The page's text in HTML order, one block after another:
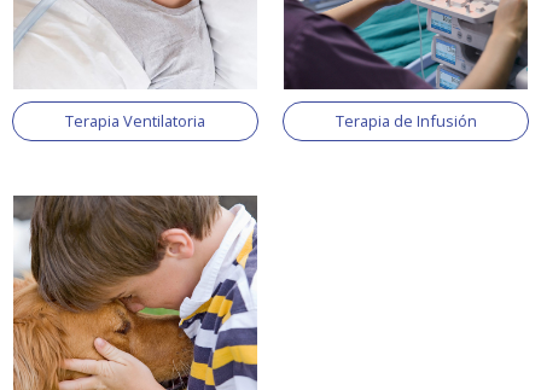
Terapia Ventilatoria Terapia de Infusión